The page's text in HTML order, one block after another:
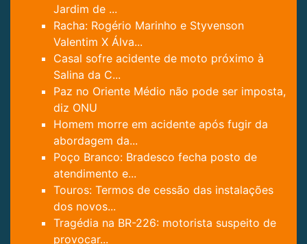
Jardim de ...
Racha: Rogério Marinho e Styvenson
Valentim X Álva...
Casal sofre acidente de moto próximo à
Salina da C...
Paz no Oriente Médio não pode ser imposta,
diz ONU
Homem morre em acidente após fugir da
abordagem da...
Poço Branco: Bradesco fecha posto de
atendimento e...
Touros: Termos de cessão das instalações
dos novos...
Tragédia na BR-226: motorista suspeito de
provocar...